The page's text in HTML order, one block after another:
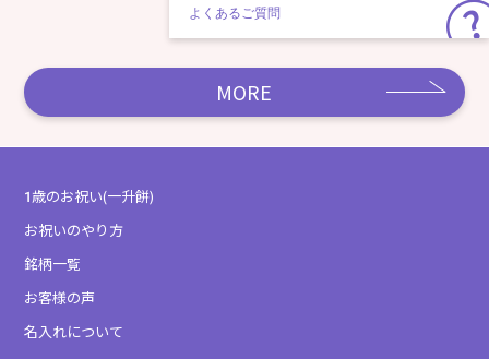
MORE
よくあるご質問
1歳のお祝い(一升餅)
お祝いのやり方
銘柄一覧
お客様の声
名入れについて